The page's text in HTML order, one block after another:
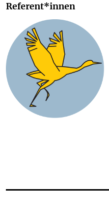
Referent*innen